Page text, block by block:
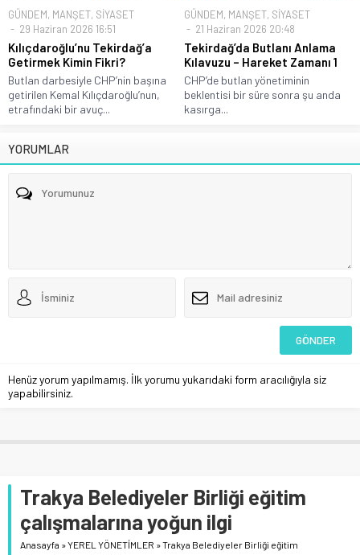
GÜNDEM, MANŞET, SİYASET
29 Haziran 2026 16:51
Kılıçdaroğlu’nu Tekirdağ’a
Getirmek Kimin Fikri?
Butlan darbesiyle CHP’nin başına
getirilen Kemal Kılıçdaroğlu’nun,
etrafındaki bir avuç...
GÜNDEM, MANŞET, SİYASET
21 Haziran 2026 20:48
Tekirdağ’da Butlanı Anlama
Kılavuzu – Hareket Zamanı 1
CHP’de butlan yönetiminin
beklentisi bir süre sonra şu anda
kasırga...
YORUMLAR
Henüz yorum yapılmamış. İlk yorumu yukarıdaki form aracılığıyla siz
yapabilirsiniz.
Trakya Belediyeler Birliği eğitim
çalışmalarına yoğun ilgi
Anasayfa »YEREL YÖNETİMLER »Trakya Belediyeler Birliği eğitim